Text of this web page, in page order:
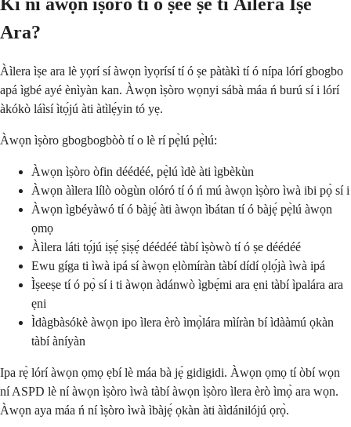
Ara?
Àìlera ìṣe ara lè yọrí sí àwọn ìyọrísí tí ó ṣe pàtàkì tí ó nípa lórí gbogbo
apá ìgbé ayé ènìyàn kan. Àwọn ìṣòro wọnyi sábà máa ń burú sí i lórí
àkókò láìsí ìtọ́jú àti àtìlẹ́yin tó yẹ.
Àwọn ìṣòro gbogbogbòò tí o lè rí pẹ̀lú pẹ̀lú:
Àwọn ìṣòro òfin déédéé, pẹ̀lú ìdè àti ìgbèkùn
Àwọn àìlera lílò oògùn olóró tí ó ń mú àwọn ìṣòro ìwà ibi pọ̀ sí i
Àwọn ìgbéyàwó tí ó bàjẹ́ àti àwọn ìbátan tí ó bàjẹ́ pẹ̀lú àwọn
ọmọ
Àìlera láti tọ́jú iṣẹ́ ṣiṣẹ́ déédéé tàbí ìṣòwò tí ó ṣe déédéé
Ewu gíga ti ìwà ipá sí àwọn ẹlòmíràn tàbí dídí ọlọ́jà ìwà ipá
Ìṣeeṣe tí ó pọ̀ sí i ti àwọn àdánwò ìgbẹ́mi ara ẹni tàbí ìpalára ara
ẹni
Ìdàgbàsókè àwọn ipo ìlera èrò ìmọ̀lára mìíràn bí ìdààmú ọkàn
tàbí àníyàn
Ipa rẹ̀ lórí àwọn ọmọ ẹbí lè máa bà jẹ́ gidigidi. Àwọn ọmọ tí òbí wọn
ní ASPD lè ní àwọn ìṣòro ìwà tàbí àwọn ìṣòro ìlera èrò ìmọ̀ ara wọn.
Àwọn aya máa ń ní ìṣòro ìwà ìbàjẹ́ ọkàn àti àìdánilójú ọrọ̀.